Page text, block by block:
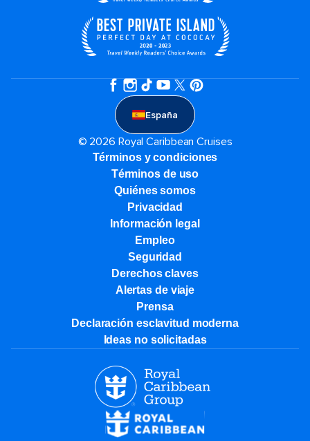
España
© 2026 Royal Caribbean Cruises
Términos y condiciones
Términos de uso
Quiénes somos
Privacidad
Información legal
Empleo
Seguridad
Derechos claves
Alertas de viaje
Prensa
Declaración esclavitud moderna
Ideas no solicitadas